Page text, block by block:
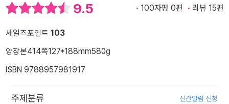
9.5 100자평 0편 리뷰 15편
세일즈포인트 103
양장본414쪽127*188mm580g
ISBN 9788957981917
주제분류 신간알림 신청